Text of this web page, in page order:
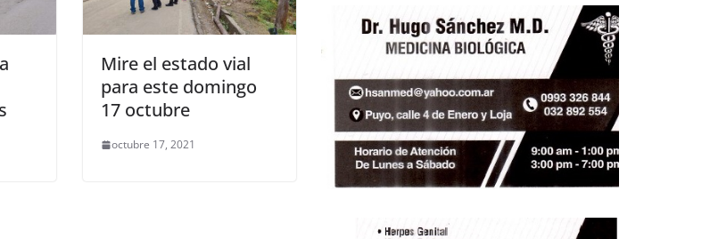
Mire el estado vial
para este domingo
17 octubre
octubre 17, 2021